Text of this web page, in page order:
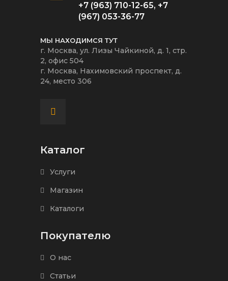
+7 (963) 710-12-65, +7
(967) 053-36-77
МЫ НАХОДИМСЯ ТУТ
г. Москва, ул. Лизы Чайкиной, д. 1, стр.
2, офис 504
г. Москва, Нахимовский проспект, д.
24, место 306
Каталог
Услуги
Магазин
Каталоги
Покупателю
О нас
Статьи